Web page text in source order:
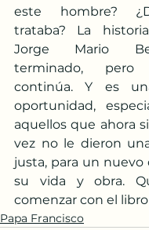
este hombre?
trataba? La
Jorge Mario
terminado,
continúa. Y es
oportunidad,
aquellos que ahora
vez no le dieron
justa, para un nuevo
su vida y obra.
comenzar con el
Papa Francisco